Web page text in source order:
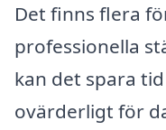
Det finns flera
professionella
kan det spara
ovärderligt för